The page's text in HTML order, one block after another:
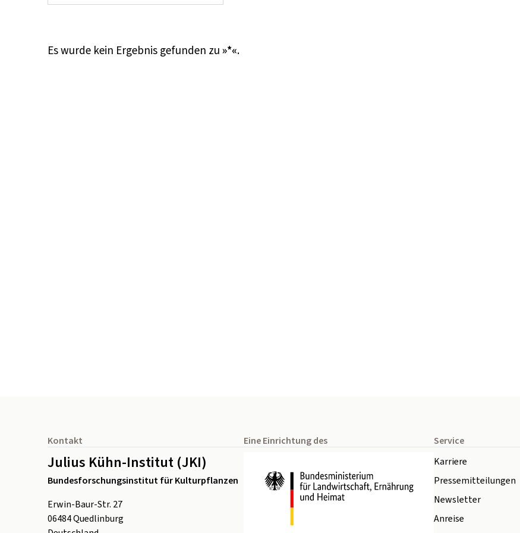
Es wurde kein Ergebnis gefunden zu»*«.
Kontakt
Julius Kühn-Institut (JKI)
Bundesforschungsinstitut für Kulturpflanzen
Erwin-Baur-Str. 27
06484Quedlinburg
Eine Einrichtung des
Service
Karriere
Pressemitteilungen
Newsletter
Anreise